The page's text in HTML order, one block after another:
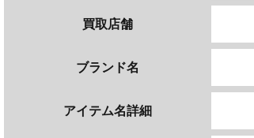
買取店舗
ブランド名
アイテム名詳細